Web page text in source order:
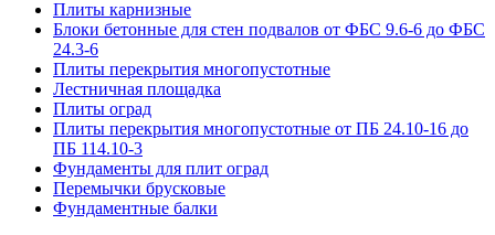
Плиты карнизные
Блоки бетонные для стен подвалов от ФБС 9.6-6 до ФБС
24.3-6
Плиты перекрытия многопустотные
Лестничная площадка
Плиты оград
Плиты перекрытия многопустотные от ПБ 24.10-16 до
ПБ 114.10-3
Фундаменты для плит оград
Перемычки брусковые
Фундаментные балки